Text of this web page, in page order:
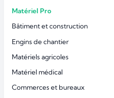
Matériel Pro
Bâtiment et construction
Engins de chantier
Matériels agricoles
Matériel médical
Commerces et bureaux